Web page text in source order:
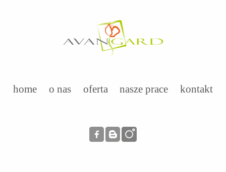
home o nas oferta nasze prace kontakt